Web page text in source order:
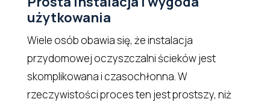
użytkowania
Wiele osób obawia się, że instalacja
przydomowej oczyszczalni ścieków jest
skomplikowana i czasochłonna. W
rzeczywistości proces ten jest prostszy, niż